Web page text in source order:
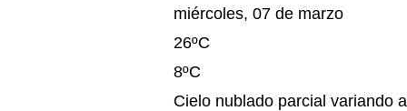
miércoles, 07 de marzo
26ºC
8ºC
Cielo nublado parcial variando